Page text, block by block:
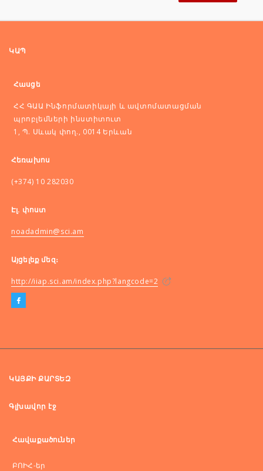
ԿԱՊ
Հասցե
ՀՀ ԳԱԱ Ինֆորմատիկայի և ավտոմատացման
պրոբլեմների ինստիտուտ
1, Պ. Սևակ փող., 0014 Երևան
Հեռախոս
(+374) 10 282030
Էլ. փոստ
noadadmin@sci.am
Այցելեք մեզ։
http://iiap.sci.am/index.php?langcode=2
ԿԱՅՔԻ ՔԱՐՏԵԶ
Գլխավոր էջ
Հավաքածուներ
ԲՈԻՀ-եր